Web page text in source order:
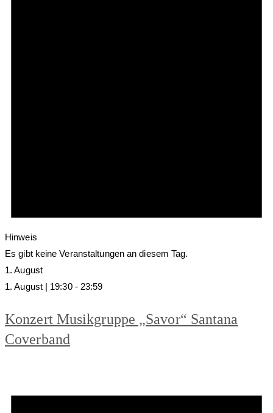
Hinweis
Es gibt keine Veranstaltungen an diesem Tag.
1. August
1. August | 19:30- 23:59
Konzert Musikgruppe „Savor“ Santana
Coverband